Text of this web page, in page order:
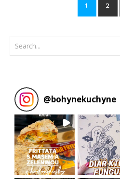
1 2
@bohynekuchyne